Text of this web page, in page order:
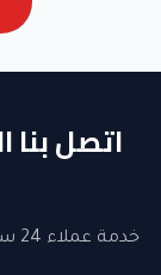
اتصل